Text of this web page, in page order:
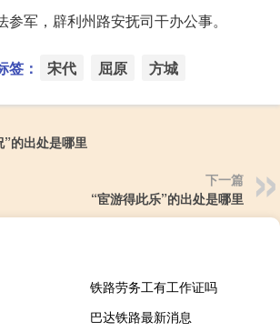
参军，辟利州路安抚司干办公事。
签： 宋代 屈原 方城
的出处是哪里
下一篇
“宦游得此乐”的出处是哪里
铁路劳务工有工作证吗
巴达铁路最新消息